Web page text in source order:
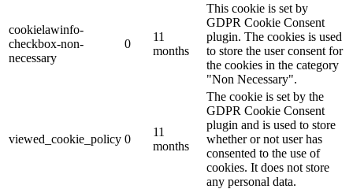
cookielawinfo-
checkbox-non-
necessary
0
11
months
This cookie is set by
GDPR Cookie Consent
plugin. The cookies is used
to store the user consent for
the cookies in the category
"Non Necessary".
viewed_cookie_policy 0
11
months
The cookie is set by the
GDPR Cookie Consent
plugin and is used to store
whether or not user has
consented to the use of
cookies. It does not store
any personal data.